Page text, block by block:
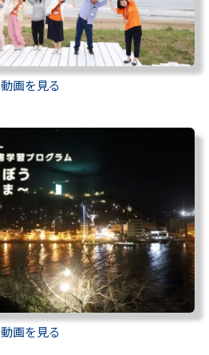
動画を見る
動画を見る